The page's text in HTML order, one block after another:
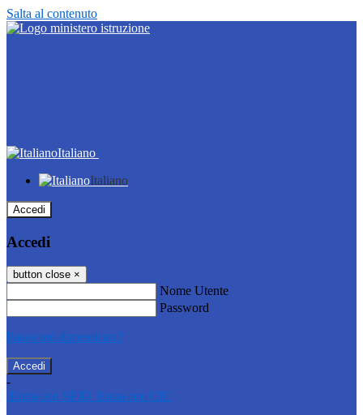
Salta al contenuto
Italiano
Italiano
Accedi
Accedi
button close ×
Nome Utente
Password
Password dimenticata?
-
Entra con SPID Entra con CIE